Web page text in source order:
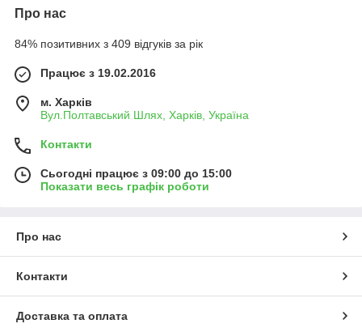
Про нас
84% позитивних з 409 відгуків за рік
Працює з 19.02.2016
м. Харків
Вул.Полтавський Шлях, Харків, Україна
Контакти
Сьогодні працює з 09:00 до 15:00
Показати весь графік роботи
Про нас
Контакти
Доставка та оплата